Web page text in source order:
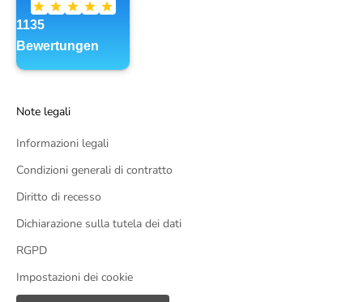
Note legali
Informazioni legali
Condizioni generali di contratto
Diritto di recesso
Dichiarazione sulla tutela dei dati
RGPD
Impostazioni dei cookie